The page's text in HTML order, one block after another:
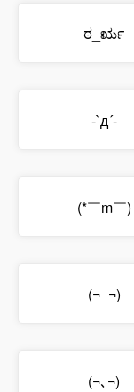
ಠ_ರೃ
-`д´-
(*￣m￣)
(¬_¬)
(¬､¬)